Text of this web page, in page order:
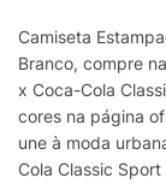
Camiseta
Branco, compre
x Coca-Cola
cores na página
une à moda
Cola Classic